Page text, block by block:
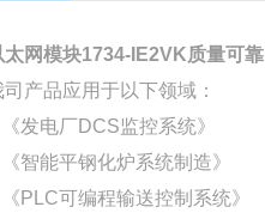
太网模块1734-IE2VK质量可靠
司产品应用于以下领域：
发电厂DCS监控系统》
智能平钢化炉系统制造》
PLC可编程输送控制系统》